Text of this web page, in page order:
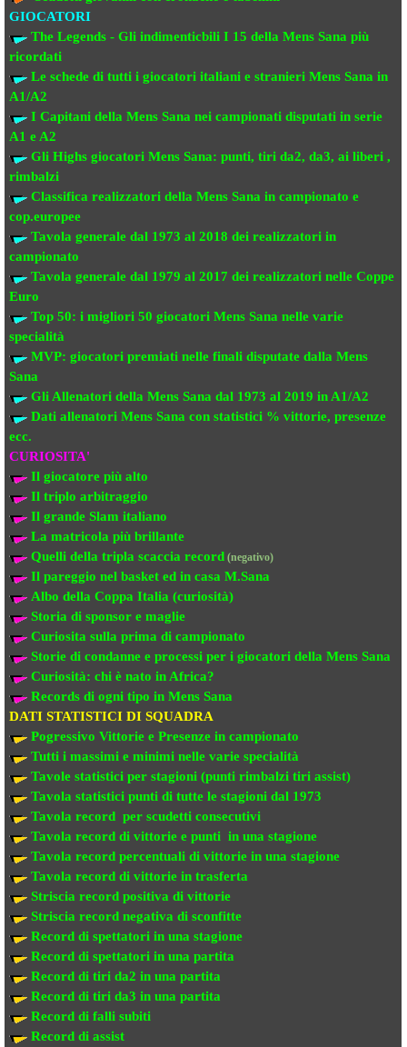
GIOCATORI
The Legends - Gli indimenticbili I 15 della Mens Sana più
ricordati
Le schede di tutti i giocatori italiani e stranieri Mens Sana in
A1/A2
I Capitani della Mens Sana nei campionati disputati in serie
A1 e A2
Gli Highs giocatori Mens Sana: punti, tiri da2, da3, ai liberi ,
rimbalzi
Classifica realizzatori della Mens Sana in campionato e
cop.europee
Tavola generale dal 1973 al 2018 dei realizzatori in
campionato
Tavola generale dal 1979 al 2017 dei realizzatori nelle Coppe
Euro
Top 50: i migliori 50 giocatori Mens Sana nelle varie
specialità
MVP: giocatori premiati nelle finali disputate dalla Mens
Sana
Gli Allenatori della Mens Sana dal 1973 al 2019 in A1/A2
Dati allenatori Mens Sana con statistici % vittorie, presenze
ecc.
CURIOSITA'
Il giocatore più alto
Il triplo arbitraggio
Il grande Slam italiano
La matricola più brillante
Quelli della tripla scaccia record (negativo)
Il pareggio nel basket ed in casa M.Sana
Albo della Coppa Italia (curiosità)
Storia di sponsor e maglie
Curiosita sulla prima di campionato
Storie di condanne e processi per i giocatori della Mens Sana
Curiosità: chi è nato in Africa?
Records di ogni tipo in Mens Sana
DATI STATISTICI DI SQUADRA
Pogressivo Vittorie e Presenze in campionato
Tutti i massimi e minimi nelle varie specialità
Tavole statistici per stagioni (punti rimbalzi tiri assist)
Tavola statistici punti di tutte le stagioni dal 1973
Tavola record per scudetti consecutivi
Tavola record di vittorie e punti in una stagione
Tavola record percentuali di vittorie in una stagione
Tavola record di vittorie in trasferta
Striscia record positiva di vittorie
Striscia record negativa di sconfitte
Record di spettatori in una stagione
Record di spettatori in una partita
Record di tiri da2 in una partita
Record di tiri da3 in una partita
Record di falli subiti
Record di assist